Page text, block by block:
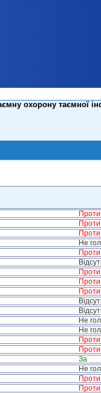
охорону таємної
Проти
Проти
Проти
Не
Проти
Проти
Проти
Проти
Не
Не
Проти
Проти
За
Не
Проти
Проти